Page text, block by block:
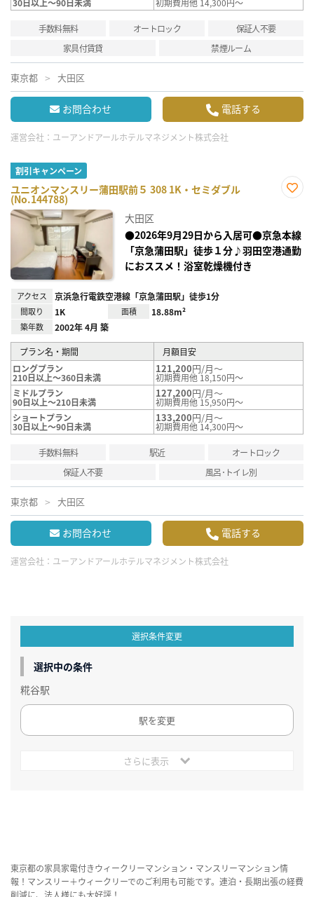
手数料無料 オートロック
保証人不要
家具付賃貸
禁煙ルーム
東京都 大田区
お問合わせ 電話する
運営会社： ユーアンドアールホテルマネジメント株式会社
割引キャンペーン
ユニオンマンスリー蒲田駅前５ 308 1K・セミダブル
(No.144788)
録
大田区
●2026年9月29日から入居可●京急本線
「京急蒲田駅」徒歩１分♪羽田空港通勤
におススメ！浴室乾燥機付き
アクセス 京浜急行電鉄空港線「京急蒲田駅」徒歩1分
間取り 1K 面積 18.88m²
築年数 2002年 4月 築
プラン名・期間
月額目安
ロングプラン
210日以上～360日未満
121,200円/月～
初期費用他 18,150円～
ミドルプラン
90日以上～210日未満
127,200円/月～
初期費用他 15,950円～
ショートプラン
30日以上～90日未満
133,200円/月～
初期費用他 14,300円～
手数料無料 駅近
オートロック
保証人不要
風呂･トイレ別
東京都 大田区
お問合わせ 電話する
運営会社： ユーアンドアールホテルマネジメント株式会社
選択条件変更
選択中の条件
糀谷駅
駅を変更
さらに表示
東京都の家具家電付きウィークリーマンション・マンスリーマンション情
報！マンスリー＋ウィークリーでのご利用も可能です。連泊・長期出張の経費